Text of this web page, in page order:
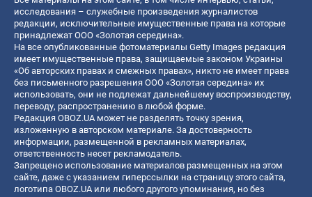
исследования – служебные произведения журналистов
редакции, исключительные имущественные права на которые
принадлежат ООО «Золотая середина».
На все опубликованные фотоматериалы Getty Images редакция
имеет имущественные права, защищаемые законом Украины
«Об авторских правах и смежных правах», никто не имеет права
без письменного разрешения ООО «Золотая середина» их
использовать, они не подлежат дальнейшему воспроизводству,
переводу, распространению в любой форме.
Редакция OBOZ.UA может не разделять точку зрения,
изложенную в авторском материале. За достоверность
информации, размещенной в рекламных материалах,
ответственность несет рекламодатель.
Запрещено использование материалов размещенных на этом
сайте, даже с указанием гиперссылки на страницу этого сайта,
логотипа OBOZ.UA или любого другого упоминания, но без